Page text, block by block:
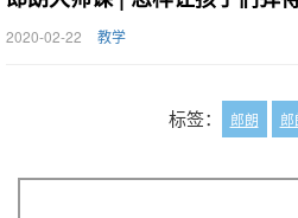
2020-02-22 教学
标签： 郎朗